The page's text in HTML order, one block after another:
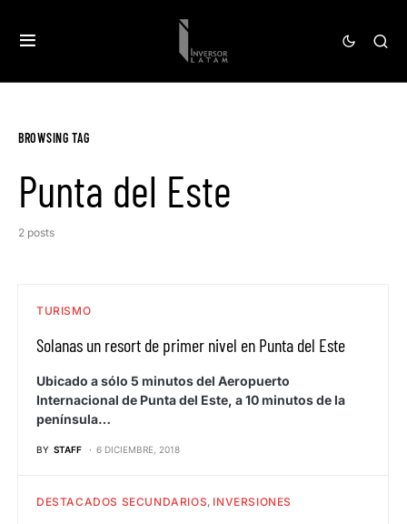
BROWSING TAG
Punta del Este
2 posts
TURISMO
Solanas un resort de primer nivel en Punta del Este
Ubicado a sólo 5 minutos del Aeropuerto
Internacional de Punta del Este, a 10 minutos de la
península…
BY STAFF 6 DICIEMBRE, 2018
DESTACADOS SECUNDARIOS INVERSIONES